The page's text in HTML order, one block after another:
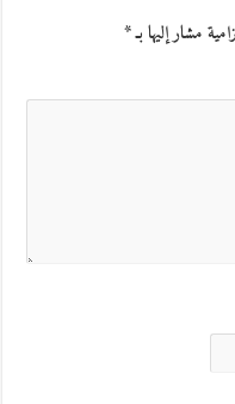
مشار إليها بـ*